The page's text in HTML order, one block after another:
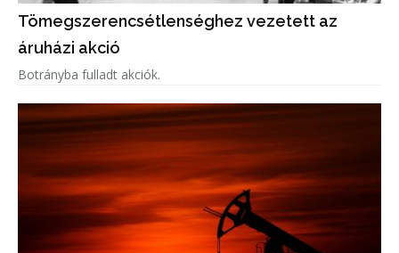
Tömegszerencsétlenséghez vezetett az
áruházi akció
Botrányba fulladt akciók.